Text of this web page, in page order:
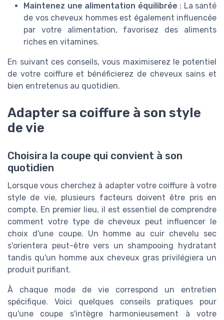
Maintenez une alimentation équilibrée : La santé
de vos cheveux hommes est également influencée
par votre alimentation, favorisez des aliments
riches en vitamines.
En suivant ces conseils, vous maximiserez le potentiel
de votre coiffure et bénéficierez de cheveux sains et
bien entretenus au quotidien.
Adapter sa coiffure à son style
de vie
Choisira la coupe qui convient à son
quotidien
Lorsque vous cherchez à adapter votre coiffure à votre
style de vie, plusieurs facteurs doivent être pris en
compte. En premier lieu, il est essentiel de comprendre
comment votre type de cheveux peut influencer le
choix d'une coupe. Un homme au cuir chevelu sec
s'orientera peut-être vers un shampooing hydratant
tandis qu'un homme aux cheveux gras privilégiera un
produit purifiant.
À chaque mode de vie correspond un entretien
spécifique. Voici quelques conseils pratiques pour
qu'une coupe s'intègre harmonieusement à votre